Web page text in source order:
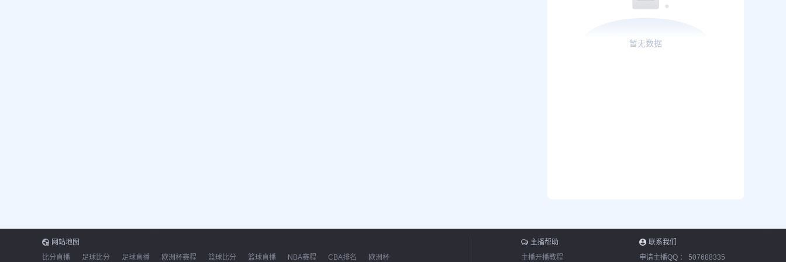
暂无数据
网站地图
比分直播
足球比分 足球直播 欧洲杯赛程 篮球比分 篮球直播 NBA赛程 CBA排名 欧洲杯
主播帮助
主播开播教程
联系我们
申请主播QQ ： 507688335